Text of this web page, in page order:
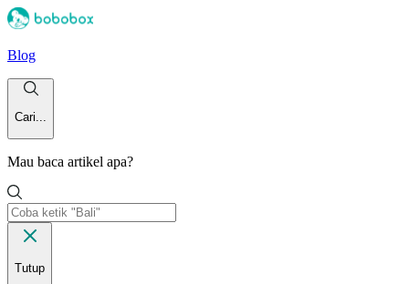
Blog
Cari...
Mau baca artikel apa?
Tutup